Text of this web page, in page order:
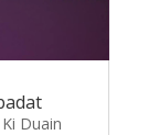
Duain